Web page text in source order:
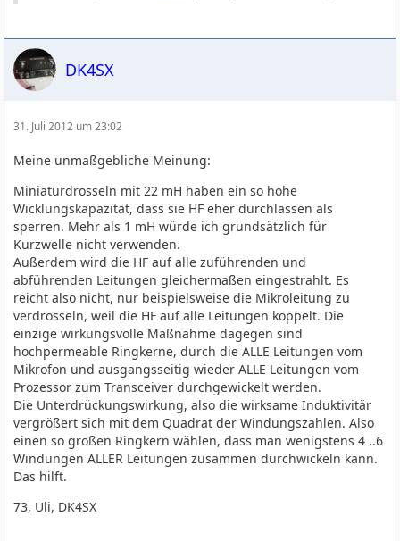
DK4SX
31. Juli 2012 um 23:02
Meine unmaßgebliche Meinung:
Miniaturdrosseln mit 22 mH haben ein so hohe
Wicklungskapazität, dass sie HF eher durchlassen als
sperren. Mehr als 1 mH würde ich grundsätzlich für
Kurzwelle nicht verwenden.
Außerdem wird die HF auf alle zuführenden und
abführenden Leitungen gleichermaßen eingestrahlt. Es
reicht also nicht, nur beispielsweise die Mikroleitung zu
verdrosseln, weil die HF auf alle Leitungen koppelt. Die
einzige wirkungsvolle Maßnahme dagegen sind
hochpermeable Ringkerne, durch die ALLE Leitungen vom
Mikrofon und ausgangsseitig wieder ALLE Leitungen vom
Prozessor zum Transceiver durchgewickelt werden.
Die Unterdrückungswirkung, also die wirksame Induktivitär
vergrößert sich mit dem Quadrat der Windungszahlen. Also
einen so großen Ringkern wählen, dass man wenigstens 4 ..6
Windungen ALLER Leitungen zusammen durchwickeln kann.
Das hilft.
73, Uli, DK4SX